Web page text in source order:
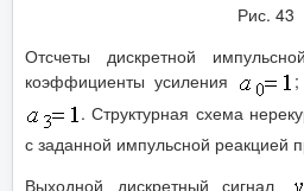
Рис. 43
Отсчеты дискретной
коэффициенты усиления
;
. Структурная схема
с заданной импульсной реакцией
Выходной дискретный сигнал